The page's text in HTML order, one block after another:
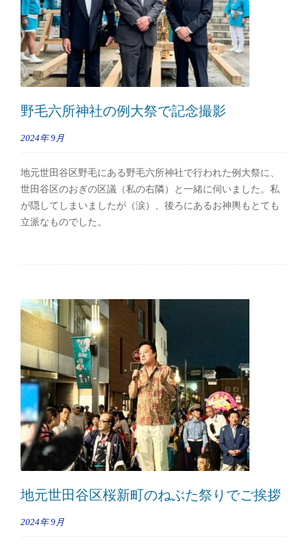
野毛六所神社の例大祭で記念撮影
2024年 9月
地元世田谷区野毛にある野毛六所神社で行われた例大祭に、
世田谷区のおぎの区議（私の右隣）と一緒に伺いました。私
が隠してしまいましたが（涙）、後ろにあるお神輿もとても
立派なものでした。
地元世田谷区桜新町のねぶた祭りでご挨拶
2024年 9月